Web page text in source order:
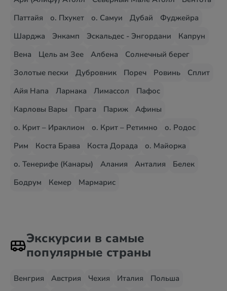
Паттайя
о. Пхукет о. Самуи Дубай
Фуджейра
Шарджа
Энкамп Эскальдес - Энгордани
Капрун
Вена
Цель ам Зее Албена
Солнечный берег
Золотые пески
Дубровник Пореч Ровинь
Сплит
Айя Напа
Ларнака Лимассол
Пафос
Карловы Вары
Прага Париж
Афины
о. Крит – Ираклион
о. Крит – Ретимно
о. Родос
Рим
Коста Брава Коста Дорада
о. Майорка
о. Тенерифе (Канары)
Алания Анталия
Белек
Бодрум
Кемер Мармарис
Экскурсии в самые
популярные страны
Венгрия Австрия Чехия Италия
Польша